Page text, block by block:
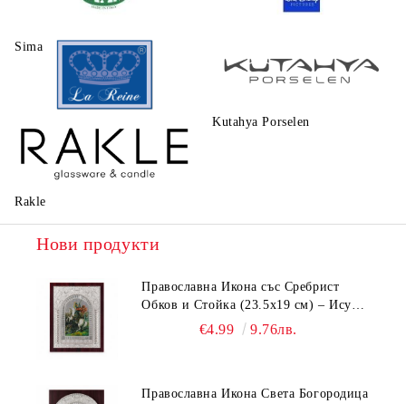
Sima
La Reine Kutahya Porselen
Rakle
Нови продукти
Православна Икона със Сребрист
Обков и Стойка (23.5х19 см) – Исус
Христос, Св. Георги, Св. Николай
€4.99 9.76лв.
Православна Икона Света Богородица